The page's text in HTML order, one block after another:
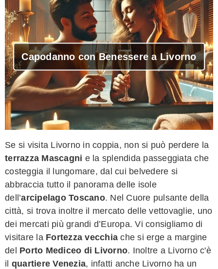
Capodanno con Benessere a Livorno
Se si visita Livorno in coppia, non si può perdere la
terrazza Mascagni e la splendida passeggiata che
costeggia il lungomare, dal cui belvedere si
abbraccia tutto il panorama delle isole
dell’arcipelago Toscano. Nel Cuore pulsante della
città, si trova inoltre il mercato delle vettovaglie, uno
dei mercati più grandi d’Europa. Vi consigliamo di
visitare la Fortezza vecchia che si erge a margine
del Porto Mediceo di Livorno. Inoltre a Livorno c'è
il quartiere Venezia, infatti anche Livorno ha un